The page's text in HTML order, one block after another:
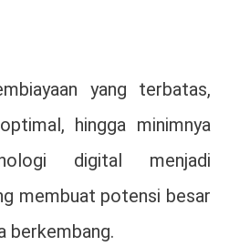
yang terbatas,
hingga minimnya
digital menjadi
membuat potensi besar
berkembang.